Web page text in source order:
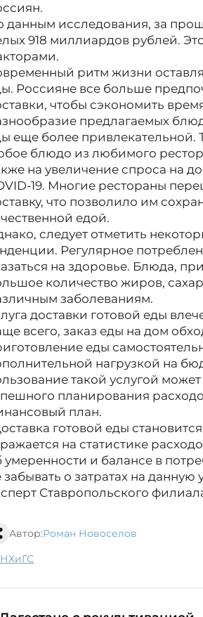
данным исследования, за
918 миллиардов рублей.
ритм жизни
Россияне все больше
чтобы сэкономить
предлагаемых
еще более привлекательной.
блюдо из любимого
на увеличение спроса на
19. Многие рестораны
что позволило им
едой.
следует отметить
Регулярное
на здоровье. Блюда,
количество жиров,
заболеваниям.
доставки готовой еды
всего, заказ еды на дом
еды
нагрузкой на
такой услугой
планирования
план.
готовой еды
на статистике
умеренности и балансе в
забывать о затратах на данную
Ставропольского
Автор:Роман Новоселов